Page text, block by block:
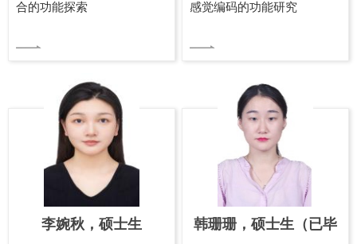
合的功能探索
感觉编码的功能研究
李婉秋，硕士生 韩珊珊，硕士生（已毕